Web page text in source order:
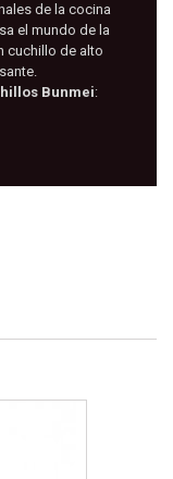
de la cocina
el mundo de la
cuchillo de alto
Bunmei: